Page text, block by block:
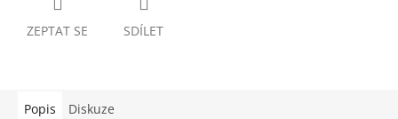
ZEPTAT SE SDÍLET
Popis Diskuze